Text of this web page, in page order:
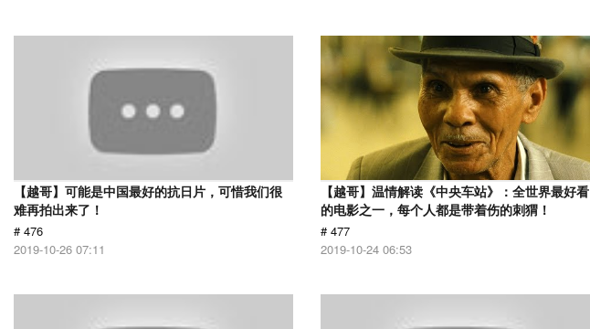
【越哥】可能是中国最好的抗日片，可惜我们很
难再拍出来了！
# 476
2019-10-26 07:11
【越哥】温情解读《中央车站》：全世界最好看
的电影之一，每个人都是带着伤的刺猬！
# 477
2019-10-24 06:53